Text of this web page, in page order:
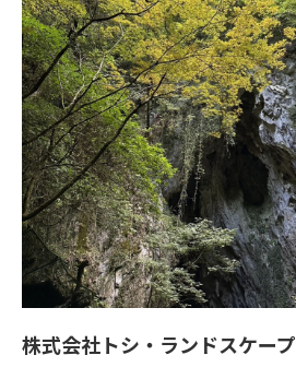
株式会社トシ・ランドスケープ